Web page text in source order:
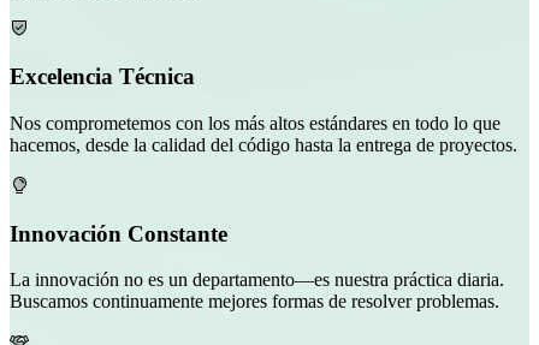
Excelencia Técnica
Nos comprometemos con los más altos estándares en todo lo que
hacemos, desde la calidad del código hasta la entrega de proyectos.
Innovación Constante
La innovación no es un departamento—es nuestra práctica diaria.
Buscamos continuamente mejores formas de resolver problemas.